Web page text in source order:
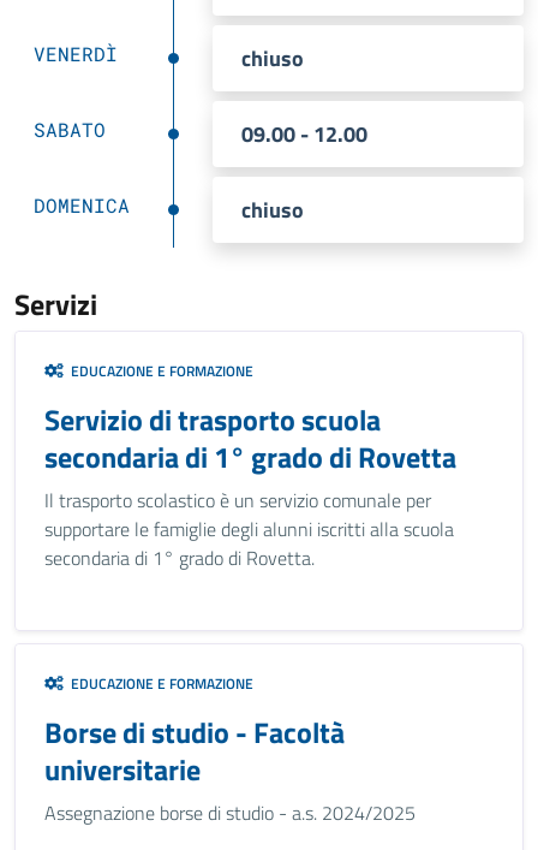
VENERDÌ chiuso
SABATO 09.00 - 12.00
DOMENICA chiuso
Servizi
EDUCAZIONE E FORMAZIONE
Servizio di trasporto scuola
secondaria di 1° grado di Rovetta
Il trasporto scolastico è un servizio comunale per
supportare le famiglie degli alunni iscritti alla scuola
secondaria di 1° grado di Rovetta.
EDUCAZIONE E FORMAZIONE
Borse di studio - Facoltà
universitarie
Assegnazione borse di studio - a.s. 2024/2025